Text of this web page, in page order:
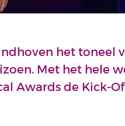
het toneel
Met het hele
Awards de Kick-